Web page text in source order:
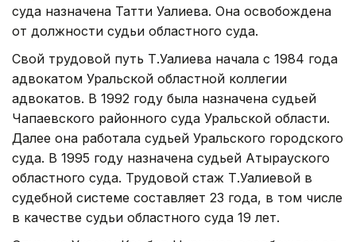
суда назначена Татти Уалиева. Она освобождена
от должности судьи областного суда.
Свой трудовой путь Т.Уалиева начала с 1984 года
адвокатом Уральской областной коллегии
адвокатов. В 1992 году была назначена судьей
Чапаевского районного суда Уральской области.
Далее она работала судьей Уральского городского
суда. В 1995 году назначена судьей Атырауского
областного суда. Трудовой стаж Т.Уалиевой в
судебной системе составляет 23 года, в том числе
в качестве судьи областного суда 19 лет.